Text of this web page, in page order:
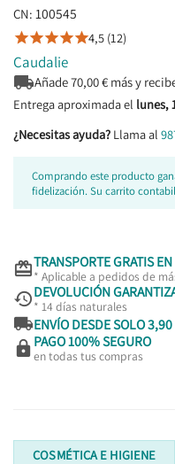
CN: 100545
4,5 (12)
Caudalie
Añade70,00€ más y
Entrega aproximada el lunes,
¿Necesitas ayuda? Llama al
Comprando este producto
fidelización. Su carrito
TRANSPORTE GRATIS
* Aplicable a pedidos de
DEVOLUCIÓN
* 14 días naturales
ENVÍO DESDE SOLO
 PAGO 100% SEGURO
en todas tus compras
COSMÉTICA E HIGIENE